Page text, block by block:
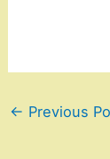
← Previous